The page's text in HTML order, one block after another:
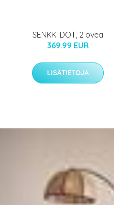
SENKKI DOT, 2 ovea
369.99 EUR
LISÄTIETOJA